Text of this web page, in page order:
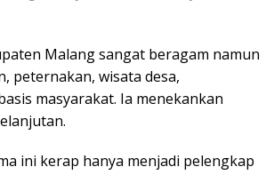
Malang sangat beragam namun
peternakan, wisata desa,
masyarakat. Ia menekankan
ini kerap hanya menjadi pelengkap